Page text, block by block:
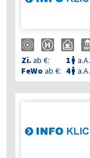
Zi.ab €: 1  a.A.
FeWo ab €: 4 a.A.